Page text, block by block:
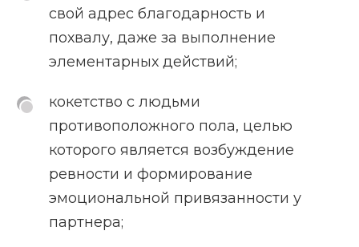
свой адрес благодарность и
похвалу, даже за выполнение
элементарных действий;
кокетство с людьми
противоположного пола, целью
которого является возбуждение
ревности и формирование
эмоциональной привязанности у
партнера;